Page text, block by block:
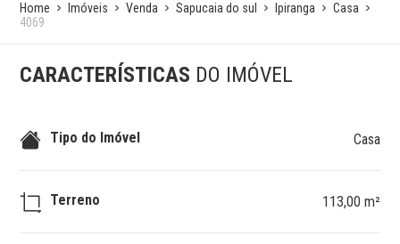
Home Imóveis Venda Sapucaia do sul Ipiranga
Casa
4069
CARACTERÍSTICAS DO IMÓVEL
Tipo do Imóvel Casa
Terreno 113,00 m²